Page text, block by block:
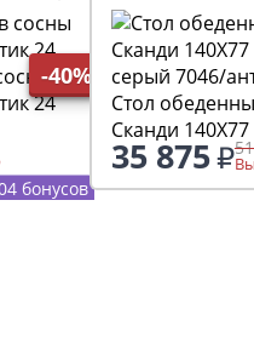
ПОКУПАЮТ
24
Стол
Сканди 140Х77